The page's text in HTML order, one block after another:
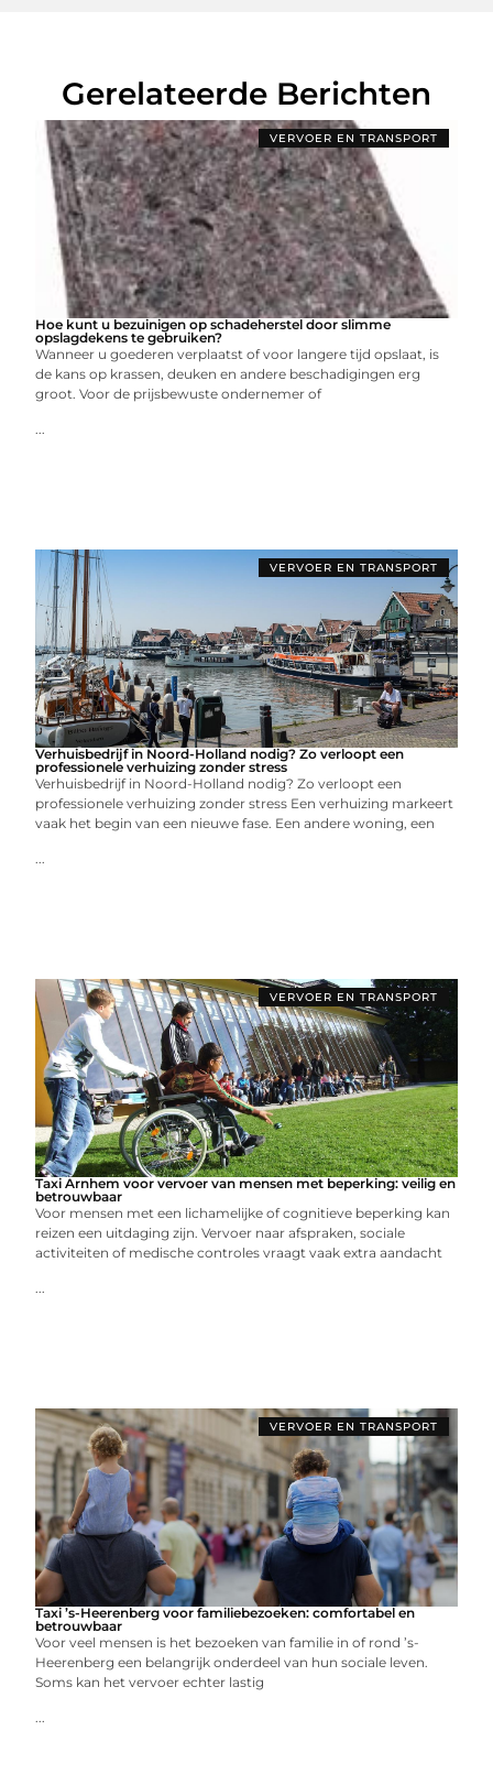
Gerelateerde Berichten
VERVOER EN TRANSPORT
Hoe kunt u bezuinigen op schadeherstel door slimme
opslagdekens te gebruiken?
Wanneer u goederen verplaatst of voor langere tijd opslaat, is
de kans op krassen, deuken en andere beschadigingen erg
groot. Voor de prijsbewuste ondernemer of
...
VERVOER EN TRANSPORT
Verhuisbedrijf in Noord-Holland nodig? Zo verloopt een
professionele verhuizing zonder stress
Verhuisbedrijf in Noord-Holland nodig? Zo verloopt een
professionele verhuizing zonder stress Een verhuizing markeert
vaak het begin van een nieuwe fase. Een andere woning, een
...
VERVOER EN TRANSPORT
Taxi Arnhem voor vervoer van mensen met beperking: veilig en
betrouwbaar
Voor mensen met een lichamelijke of cognitieve beperking kan
reizen een uitdaging zijn. Vervoer naar afspraken, sociale
activiteiten of medische controles vraagt vaak extra aandacht
...
VERVOER EN TRANSPORT
Taxi ’s-Heerenberg voor familiebezoeken: comfortabel en
betrouwbaar
Voor veel mensen is het bezoeken van familie in of rond ’s-
Heerenberg een belangrijk onderdeel van hun sociale leven.
Soms kan het vervoer echter lastig
...